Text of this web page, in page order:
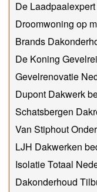
De
Droomwoning op
Brands
De Koning
Gevelrenovatie
Dupont Dakwerk
Schatsbergen
Van Stiphout
LJH Dakwerken
Isolatie Totaal
Dakonderhoud